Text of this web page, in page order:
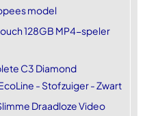
model
128GB MP4-speler
C3 Diamond
- Stofzuiger - Zwart
Draadloze Video